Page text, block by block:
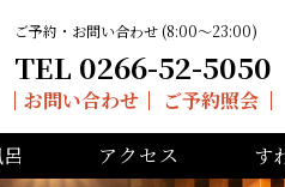
ご予約・お問い合わせ (8:00〜23:00)
TEL 0266-52-5050
お問い合わせ ご予約照会
アクセス す